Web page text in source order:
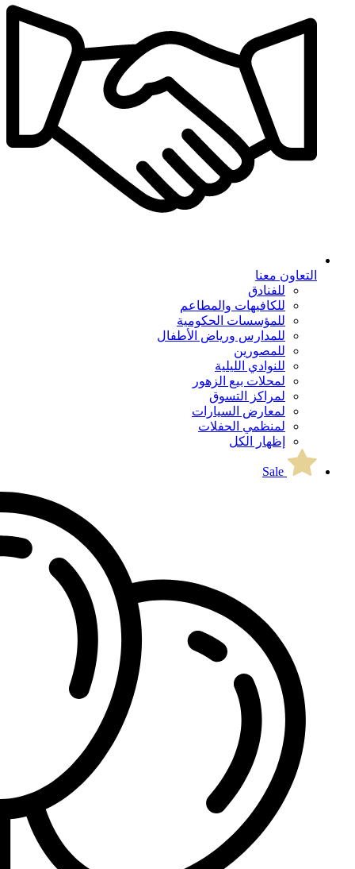
التعاون معنا
للفنادق
للكافيهات والمطاعم
للمؤسسات الحكومية
للمدارس ورياض الأطفال
للمصورين
للنوادي الليلية
لمحلات بيع الزهور
لمراكز التسوق
لمعارض السيارات
لمنظمي الحفلات
إظهار الكل